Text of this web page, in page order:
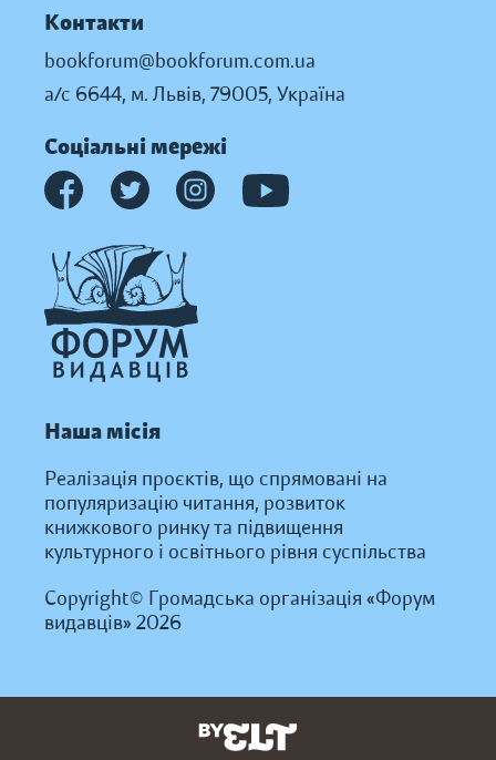
Контакти
bookforum@bookforum.com.ua
а/с 6644, м. Львів, 79005, Україна
Соціальні мережі
Наша місія
Реалізація проєктів, що спрямовані на
популяризацію читання, розвиток
книжкового ринку та підвищення
культурного і освітнього рівня суспільства
Copyright© Громадська організація «Форум
видавців» 2026